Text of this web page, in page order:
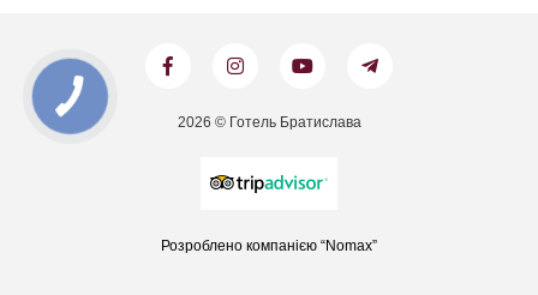
2026 © Готель Братислава
Розроблено компанією “Nomax”